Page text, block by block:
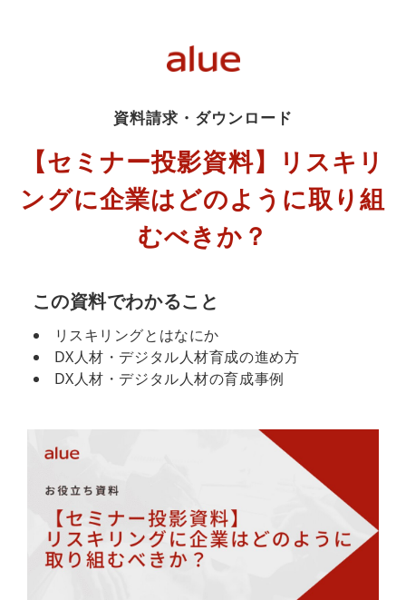
資料請求・ダウンロード
【セミナー投影資料】リスキリ
ングに企業はどのように取り組
むべきか？
この資料でわかること
リスキリングとはなにか
DX人材・デジタル人材育成の進め方
DX人材・デジタル人材の育成事例